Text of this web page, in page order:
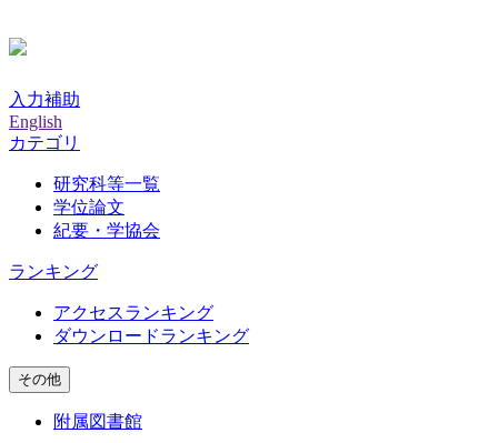
入力補助
English
カテゴリ
研究科等一覧
学位論文
紀要・学協会
ランキング
アクセスランキング
ダウンロードランキング
その他
附属図書館